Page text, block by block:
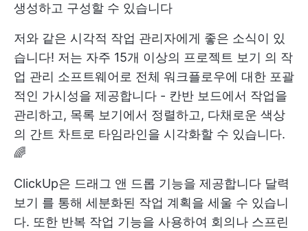
생성하고 구성할 수 있습니다
저와 같은 시각적 작업 관리자에게 좋은 소식이 있
습니다! 저는 자주 15개 이상의 프로젝트 보기 의 작
업 관리 소프트웨어로 전체 워크플로우에 대한 포괄
적인 가시성을 제공합니다 - 칸반 보드에서 작업을
관리하고, 목록 보기에서 정렬하고, 다채로운 색상
의 간트 차트로 타임라인을 시각화할 수 있습니다.
🌈
ClickUp은 드래그 앤 드롭 기능을 제공합니다 달력
보기 를 통해 세분화된 작업 계획을 세울 수 있습니
다. 또한 반복 작업 기능을 사용하여 회의나 스프린